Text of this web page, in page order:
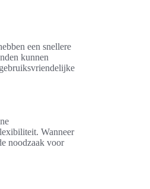
een snellere
kunnen
Wanneer
noodzaak voor